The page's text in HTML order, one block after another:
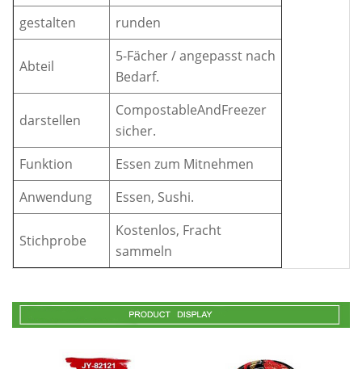
gestalten
runden
Abteil
5-Fächer / angepasst nach
Bedarf.
darstellen
CompostableAndFreezer
sicher.
Funktion
Essen zum Mitnehmen
Anwendung
Essen, Sushi.
Stichprobe
Kostenlos, Fracht
sammeln